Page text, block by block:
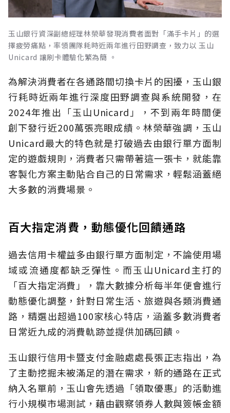
玉山銀行資深副總經理林榮華發現消費者面對「滿手卡片」的選
擇疲勞痛點，率領團隊耗時近兩年進行田野調查，致力以 玉山
Unicard 讓刷卡體驗化繁為簡 。
為解決消費者在各通路間切換卡片的困擾，玉山銀
行耗時近兩年進行深度田野調查與系統開發，在
2024年推出「玉山Unicard」，不到兩年時間便
創下發行近200萬張亮眼成績。林榮華強調，玉山
Unicard最大的特色就是打破過去由銀行單方面制
定的遊戲規則，消費者只需帶著這一張卡，就能靠
客製化方案主動貼合自己的日常需求，輕鬆涵蓋絕
大多數的消費場景。
百大指定消費，動態優化回饋通路
過去信用卡權益多由銀行單方面制定，不論使用場
域或流通度都缺乏彈性。而玉山Unicard主打的
「百大指定消費」，靠大數據分析每半年便會進行
動態優化調整，針對日常生活、旅遊與各類消費通
路，精選出超過100家核心特店，涵蓋多數消費者
日常近九成的消費軌跡並提供加碼回饋。
玉山銀行信用卡暨支付金融處處長張正志指出，為
了主動挖掘未被滿足的潛在需求，新的通路在正式
納入名單前，玉山會先透過「領取優惠」的活動進
行小規模市場測試，藉由觀察領券人數與簽帳金額